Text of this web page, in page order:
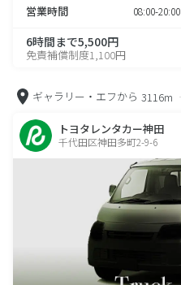
営業時間 08:00-20:00
6時間まで5,500円
免責補償制度1,100円
ギャラリー・エフから 3116m
トヨタレンタカー神田
千代田区神田多町2-9-6